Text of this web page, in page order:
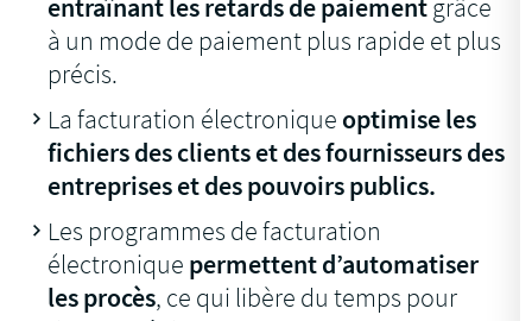
entraînant les retards de paiementgrâce
à un mode de paiement plus rapide et plus
précis.
La facturation électronique optimise les
fichiers des clients et des fournisseurs des
entreprises et des pouvoirs publics.
Les programmes de facturation
électronique permettent d’automatiser
les procès, ce qui libère du temps pour